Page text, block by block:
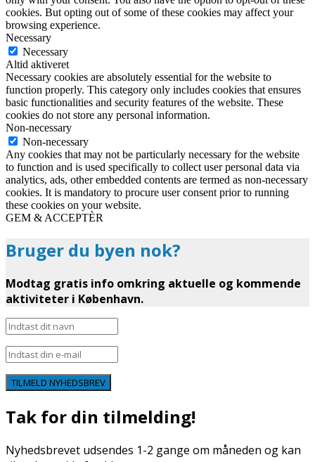
cookies. But opting out of some of these cookies may affect your
browsing experience.
Necessary
Necessary
Altid aktiveret
Necessary cookies are absolutely essential for the website to
function properly. This category only includes cookies that ensures
basic functionalities and security features of the website. These
cookies do not store any personal information.
Non-necessary
Non-necessary
Any cookies that may not be particularly necessary for the website
to function and is used specifically to collect user personal data via
analytics, ads, other embedded contents are termed as non-necessary
cookies. It is mandatory to procure user consent prior to running
these cookies on your website.
GEM & ACCEPTÈR
Bruger du byen nok?
Modtag gratis info omkring aktuelle og kommende
aktiviteter i København.
TILMELD NYHEDSBREV
Tak for din tilmelding!
Nyhedsbrevet udsendes 1-2 gange om måneden og kan